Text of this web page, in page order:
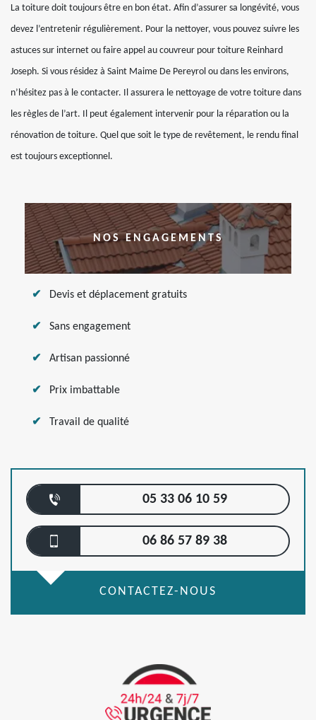
La toiture doit toujours être en bon état. Afin d’assurer sa longévité, vous
devez l’entretenir régulièrement. Pour la nettoyer, vous pouvez suivre les
astuces sur internet ou faire appel au couvreur pour toiture Reinhard
Joseph. Si vous résidez à Saint Maime De Pereyrol ou dans les environs,
n’hésitez pas à le contacter. Il assurera le nettoyage de votre toiture dans
les règles de l’art. Il peut également intervenir pour la réparation ou la
rénovation de toiture. Quel que soit le type de revêtement, le rendu final
est toujours exceptionnel.
NOS ENGAGEMENTS
Devis et déplacement gratuits
Sans engagement
Artisan passionné
Prix imbattable
Travail de qualité
05 33 06 10 59
06 86 57 89 38
CONTACTEZ-NOUS